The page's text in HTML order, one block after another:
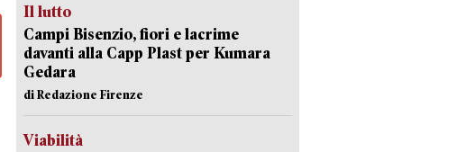
Il lutto
Campi Bisenzio, fiori e lacrime
davanti alla Capp Plast per Kumara
Gedara
di Redazione Firenze
Viabilità